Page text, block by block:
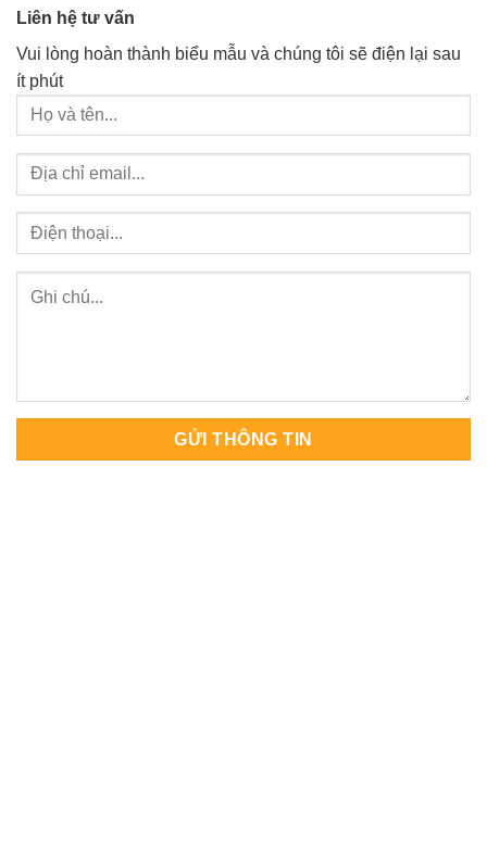
Liên hệ tư vấn
Vui lòng hoàn thành biểu mẫu và chúng tôi sẽ điện lại sau
ít phút